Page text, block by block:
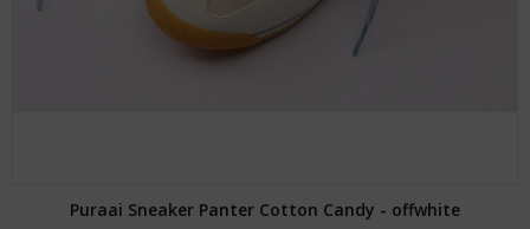
Puraai Sneaker Panter Cotton Candy - offwhite